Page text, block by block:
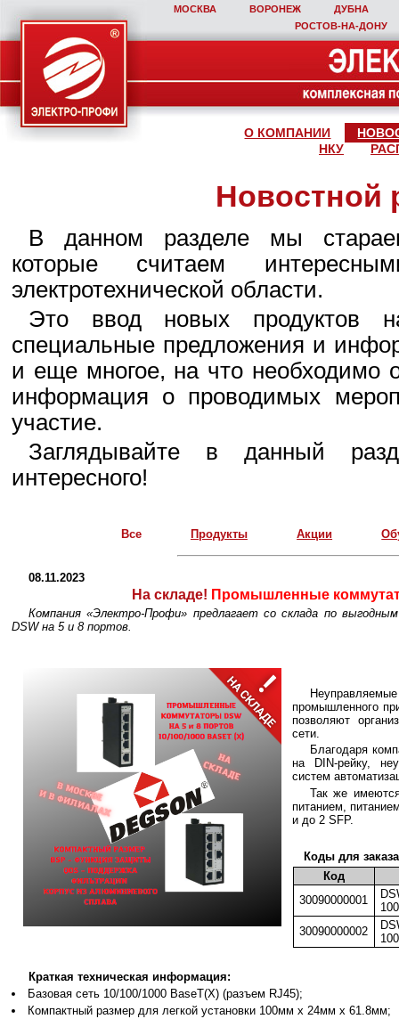
МОСКВА ВОРОНЕЖ
ДУБНА
РОСТОВ‑НА‑ДОНУ
О КОМПАНИИ
НКУ
Новостной
В данном разделе мы
которые считаем
электротехнической области.
Это ввод новых продуктов
специальные предложения и
и еще многое, на что необходимо
информация о проводимых
участие.
Заглядывайте в данный
интересного!
Все Продукты Акции
08.11.2023
На складе! Промышленные
Компания «Электро-Профи» предлагает со склада по
DSW на 5 и 8 портов.
промышленного
позволяют
сети.
Благодаря
на DIN-рейку,
систем
Так же
питанием,
и до 2 SFP.
Коды для
Код
30090000001
30090000002
Краткая техническая информация:
Базовая сеть 10/100/1000 BaseT(X) (разъем RJ45);
Компактный размер для легкой установки 100мм x 24мм x 61.8мм;